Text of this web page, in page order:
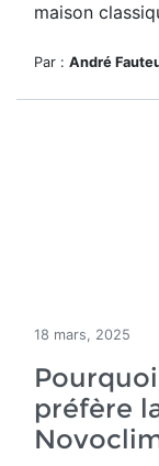
maison
Par : André
18 mars, 2025
préfère